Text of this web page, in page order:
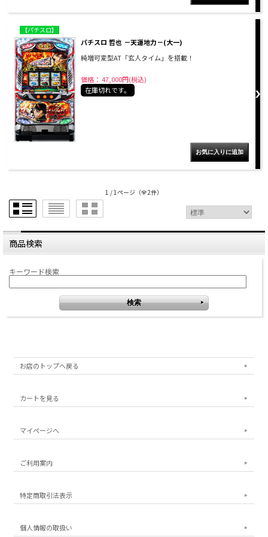
【パチスロ】
パチスロ 哲也 －天運地力－(大一)
純増可変型AT「玄人タイム」を搭載！
価格： 47,000円(税込)
在庫切れです。
1 / 1ページ （全2件）
商品検索
キーワード検索
お店のトップへ戻る
カートを見る
マイページへ
ご利用案内
特定商取引法表示
個人情報の取扱い